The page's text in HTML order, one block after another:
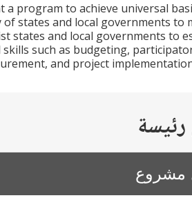
program to achieve universal
states and local governments to
states and local governments to
such as budgeting,
and project
مشروع